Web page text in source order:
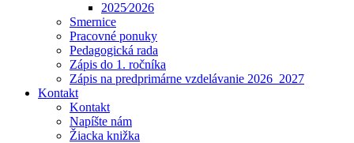
2025⁄2026
Smernice
Pracovné ponuky
Pedagogická rada
Zápis do 1. ročníka
Zápis na predprimárne vzdelávanie 2026_2027
Kontakt
Kontakt
Napíšte nám
Žiacka knižka